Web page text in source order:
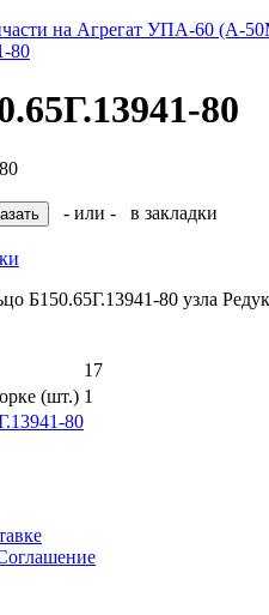
на Агрегат УПА-60 (А-
80
- или -
в закладки
Б150.65Г.13941-80 узла
17
(шт.) 1
80